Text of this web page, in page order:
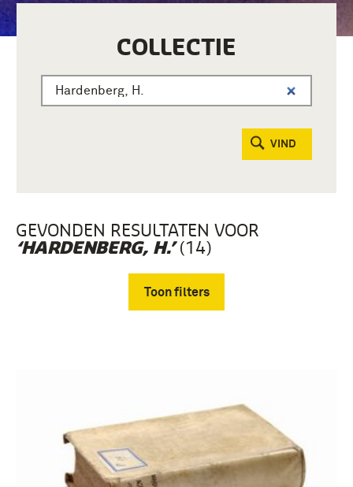
COLLECTIE
VIND
GEVONDEN RESULTATEN VOOR
‘HARDENBERG, H.’(14)
Toon filters
boek (14)